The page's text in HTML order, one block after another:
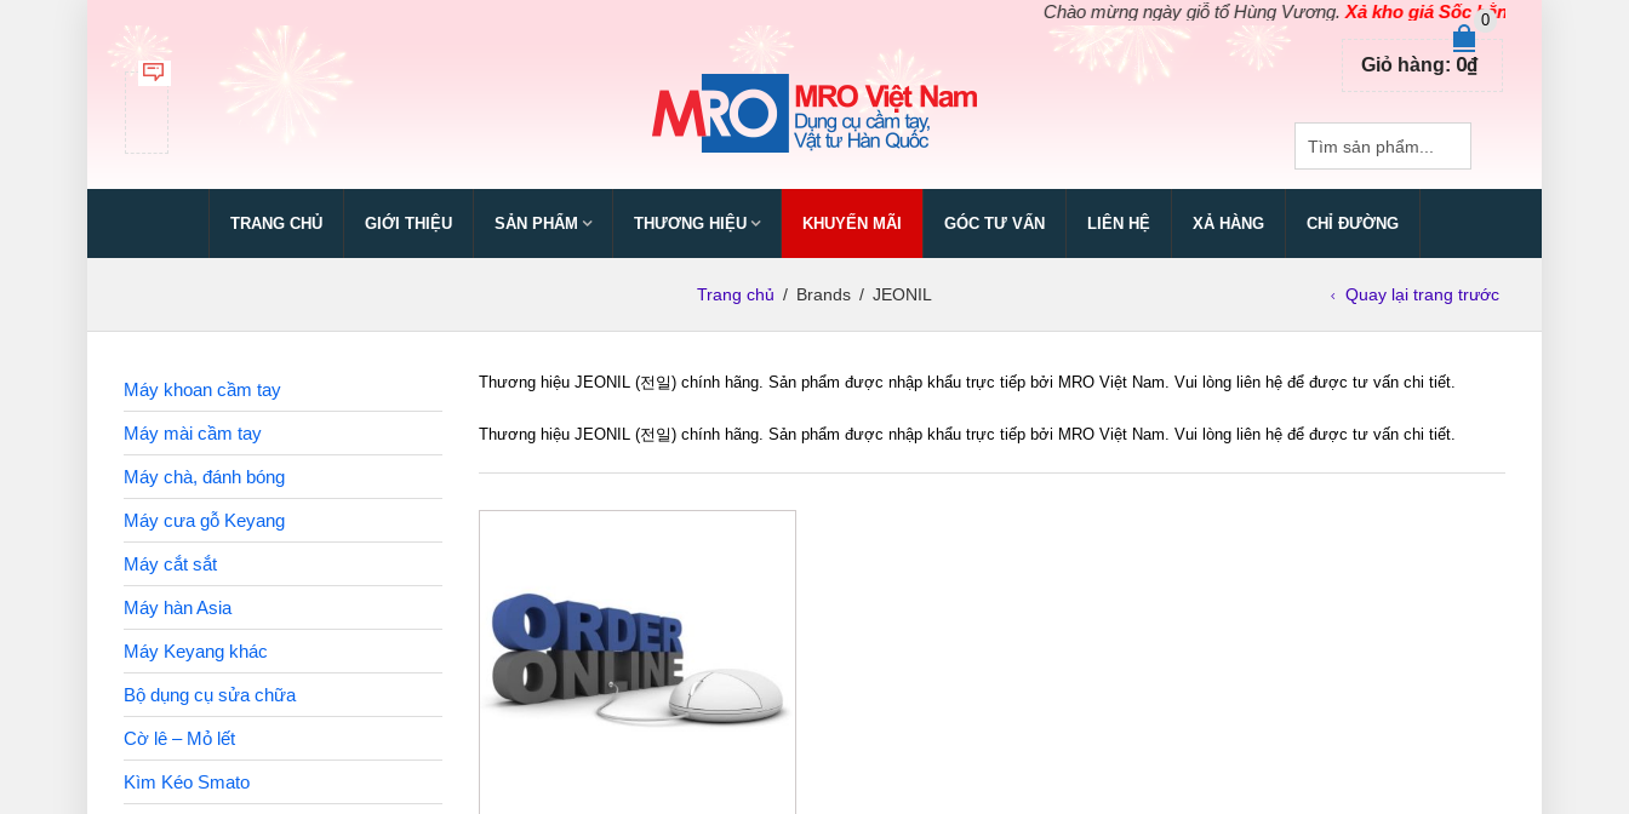
Chào mừng ngày giỗ tổ Hùng Vương.Xả kho giá Sốc bằng giá Gốc
0
Giỏ hàng: 0₫
TRANG CHỦ GIỚI THIỆU SẢN PHẨM THƯƠNG HIỆU KHUYẾN MÃI GÓC TƯ VẤN LIÊN HỆ XẢ HÀNG CHỈ ĐƯỜNG
Trang chủ / Brands / JEONIL Quay lại trang trước
Thương hiệu JEONIL (전일) chính hãng. Sản phẩm được nhập khẩu trực tiếp bởi MRO Việt Nam. Vui lòng liên hệ để được tư vấn chi tiết.
Thương hiệu JEONIL (전일) chính hãng. Sản phẩm được nhập khẩu trực tiếp bởi MRO Việt Nam. Vui lòng liên hệ để được tư vấn chi tiết.
Máy khoan cầm tay
Máy mài cầm tay
Máy chà, đánh bóng
Máy cưa gỗ Keyang
Máy cắt sắt
Máy hàn Asia
Máy Keyang khác
Bộ dụng cụ sửa chữa
Cờ lê – Mỏ lết
Kìm Kéo Smato